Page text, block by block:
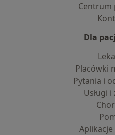
Centrum
Dla
Placówki
Pytania i
Usługi